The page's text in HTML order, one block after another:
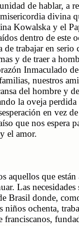
de hablar, a
divina
Kowalska y el
dentro de este
trabajar en serio
y de traer a
Inmaculado
nuestros
del hombre y
la oveja
en vez
que nos espera
el amor.
aquellos que
Las
Brasil donde,
niños ochenta,
franciscanos,